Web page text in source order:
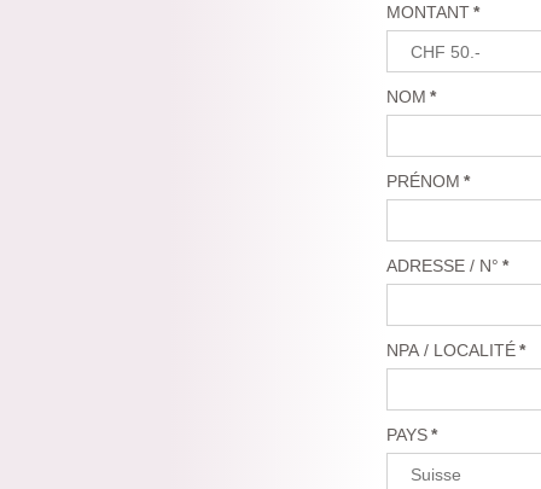
MONTANT*
NOM *
PRÉNOM *
ADRESSE / N° *
NPA / LOCALITÉ*
PAYS*